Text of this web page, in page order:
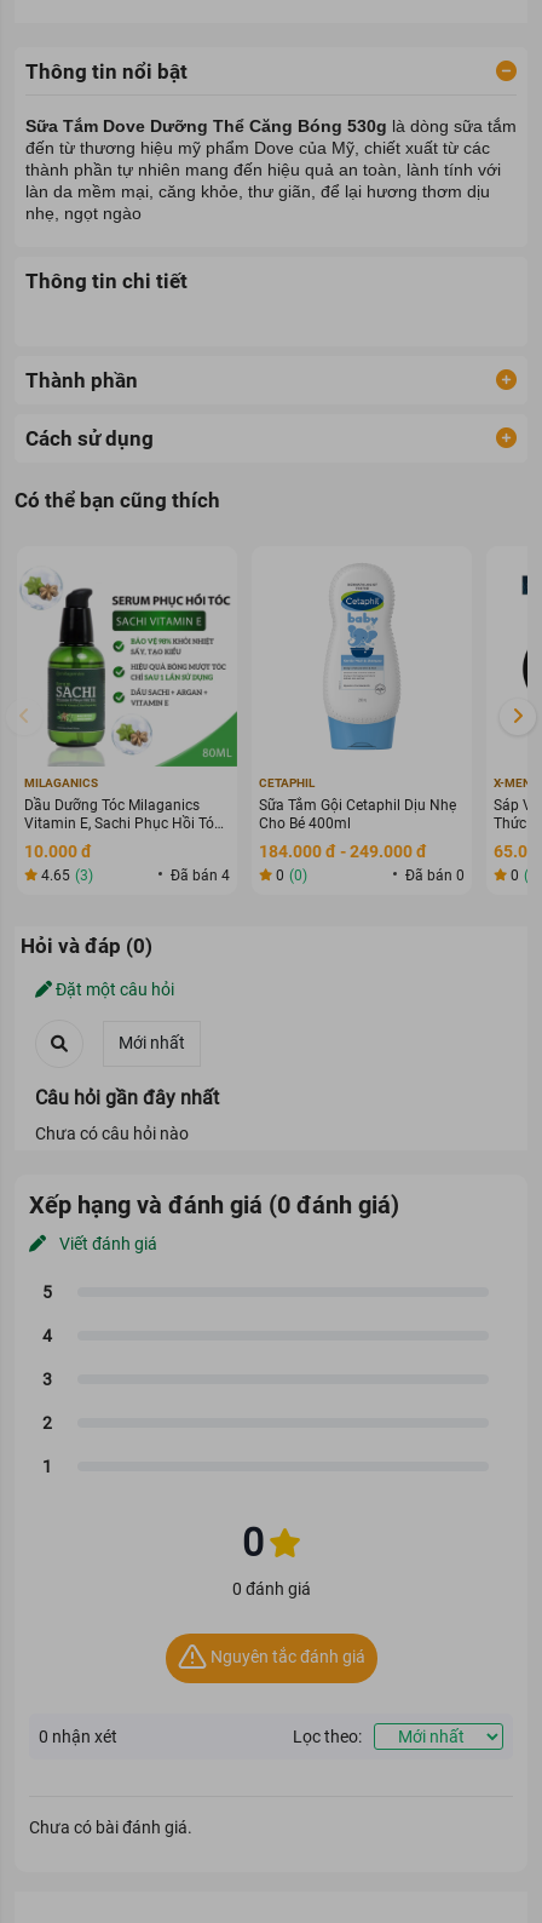
Thông tin nổi bật
Sữa Tắm Dove Dưỡng Thể Căng Bóng 530g là dòng sữa tắm
đến từ thương hiệu mỹ phẩm Dove của Mỹ, chiết xuất từ các
thành phần tự nhiên mang đến hiệu quả an toàn, lành tính với
làn da mềm mại, căng khỏe, thư giãn, để lại hương thơm dịu
nhẹ, ngọt ngào
Thông tin chi tiết
Thành phần
Cách sử dụng
Có thể bạn cũng thích
MILAGANICS
Dầu Dưỡng Tóc Milaganics
Vitamin E, Sachi Phục Hồi Tóc
80ml
10.000 đ
4.65 (3) Đã bán 4
CETAPHIL
Sữa Tắm Gội Cetaphil Dịu Nhẹ
Cho Bé 400ml
184.000 đ - 249.000 đ
0 (0) Đã bán 0
X-MEN
Sáp
Thức
70g
0 (0)
Hỏi và đáp (0)
Đặt một câu hỏi
Câu hỏi gần đây nhất
Chưa có câu hỏi nào
Xếp hạng và đánh giá (0 đánh giá)
Viết đánh giá
0
0 đánh giá
Nguyên tắc đánh giá
0 nhận xét Lọc theo:
Chưa có bài đánh giá.